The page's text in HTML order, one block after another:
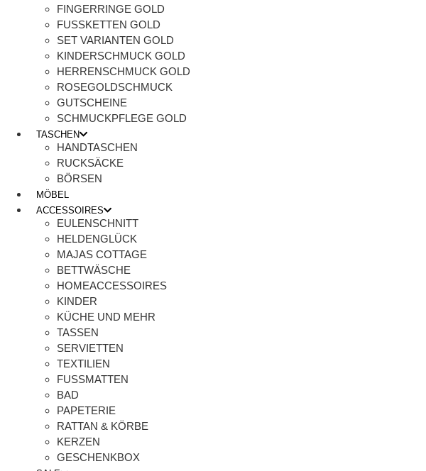
FINGERRINGE GOLD
FUSSKETTEN GOLD
SET VARIANTEN GOLD
KINDERSCHMUCK GOLD
HERRENSCHMUCK GOLD
ROSEGOLDSCHMUCK
GUTSCHEINE
SCHMUCKPFLEGE GOLD
TASCHEN
HANDTASCHEN
RUCKSÄCKE
BÖRSEN
MÖBEL
ACCESSOIRES
EULENSCHNITT
HELDENGLÜCK
MAJAS COTTAGE
BETTWÄSCHE
HOMEACCESSOIRES
KINDER
KÜCHE UND MEHR
TASSEN
SERVIETTEN
TEXTILIEN
FUSSMATTEN
BAD
PAPETERIE
RATTAN & KÖRBE
KERZEN
GESCHENKBOX